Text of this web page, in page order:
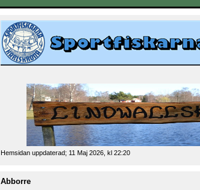
Hemsidan uppdaterad; 11 Maj 2026, kl 22:20
Abborre